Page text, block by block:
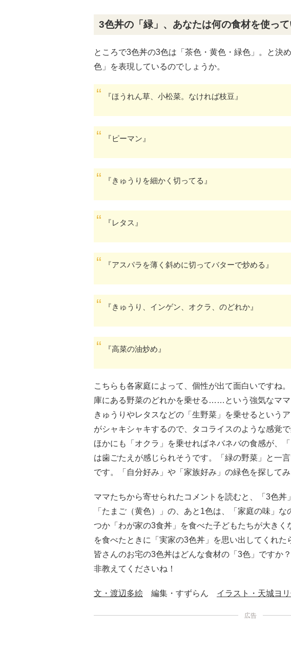
3色丼の「緑」、あなたは何の食材を使って
ところで3色丼の3色は「茶色・黄色・緑色」。と決
色」を表現しているのでしょうか。
『ほうれん草、小松菜。なければ枝豆』
『ピーマン』
『きゅうりを細かく切ってる』
『レタス』
『アスパラを薄く斜めに切ってバターで炒める』
『きゅうり、インゲン、オクラ、のどれか』
『高菜の油炒め』
こちらも各家庭によって、個性が出て面白いですね
庫にある野菜のどれかを乗せる……という強気なママ
きゅうりやレタスなどの「生野菜」を乗せるという
がシャキシャキするので、タコライスのような感覚で
ほかにも「オクラ」を乗せればネバネバの食感が、
は歯ごたえが感じられそうです。「緑の野菜」と一
です。「自分好み」や「家族好み」の緑色を探して
ママたちから寄せられたコメントを読むと、「3色丼
「たまご（黄色）」の、あと1色は、「家庭の味」
つか「わが家の3食丼」を食べた子どもたちが大き
を食べたときに「実家の3色丼」を思い出してくれた
皆さんのお宅の3色丼はどんな食材の「3色」です
非教えてくださいね！
文・渡辺多絵 編集・すずらん イラスト・天城ヨ
広告